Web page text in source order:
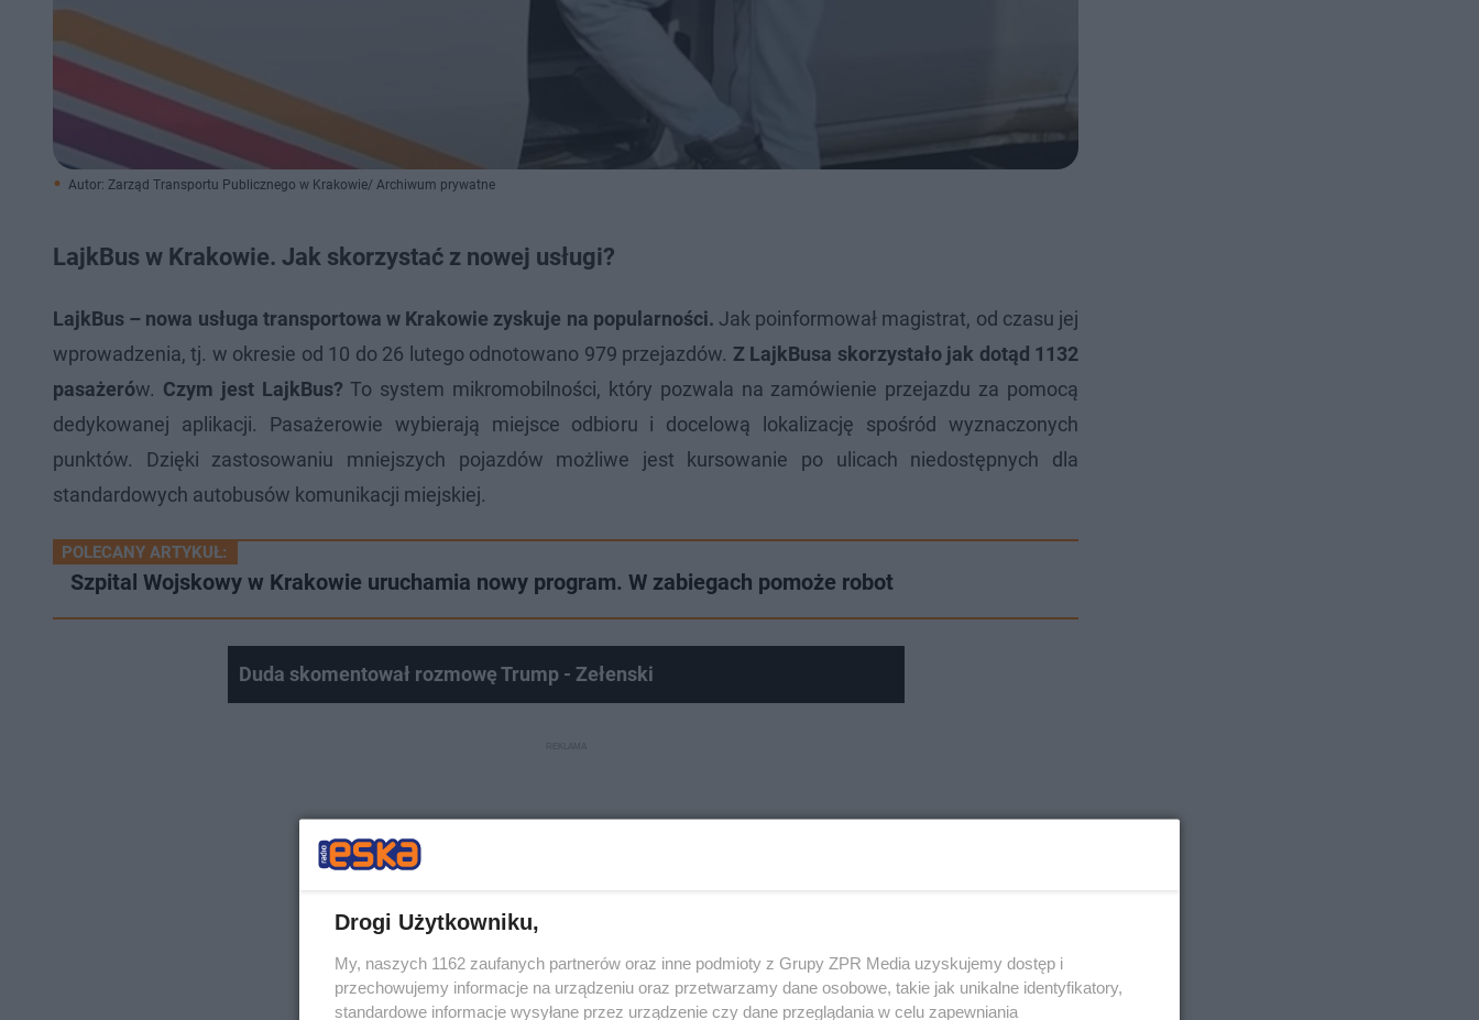
Autor: Zarząd Transportu Publicznego w Krakowie/ Archiwum prywatne
LajkBus w Krakowie. Jak skorzystać z nowej usługi?
LajkBus – nowa usługa transportowa w Krakowie zyskuje na popularności. Jak poinformował magistrat, od czasu jej
wprowadzenia, tj. w okresie od 10 do 26 lutego odnotowano 979 przejazdów. Z LajkBusa skorzystało jak dotąd 1132
pasażerów. Czym jest LajkBus? To system mikromobilności, który pozwala na zamówienie przejazdu za pomocą
dedykowanej aplikacji. Pasażerowie wybierają miejsce odbioru i docelową lokalizację spośród wyznaczonych
punktów. Dzięki zastosowaniu mniejszych pojazdów możliwe jest kursowanie po ulicach niedostępnych dla
standardowych autobusów komunikacji miejskiej.
POLECANY ARTYKUŁ:
Szpital Wojskowy w Krakowie uruchamia nowy program. W zabiegach pomoże robot
Duda skomentował rozmowę Trump - Zełenski
Drogi Użytkowniku,
My, naszych 1162 zaufanych partnerów oraz inne podmioty z Grupy ZPR Media uzyskujemy dostęp i
przechowujemy informacje na urządzeniu oraz przetwarzamy dane osobowe, takie jak unikalne identyfikatory,
standardowe informacje wysyłane przez urządzenie czy dane przeglądania w celu zapewniania